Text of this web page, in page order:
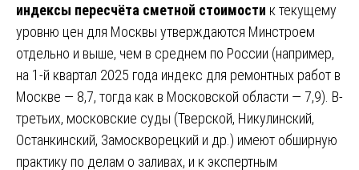
индексы пересчёта сметной стоимости к текущему
уровню цен для Москвы утверждаются Минстроем
отдельно и выше, чем в среднем по России (например,
на 1-й квартал 2025 года индекс для ремонтных работ в
Москве — 8,7, тогда как в Московской области — 7,9). В-
третьих, московские суды (Тверской, Никулинский,
Останкинский, Замоскворецкий и др.) имеют обширную
практику по делам о заливах, и к экспертным